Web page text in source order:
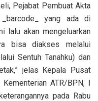
Pejabat Pembuat Akta
yang ada di
lalu akan mengeluarkan
bisa diakses melalui
Sentuh Tanahku) dan
jelas Kepala Pusat
ATR/BPN, I
pada Rabu